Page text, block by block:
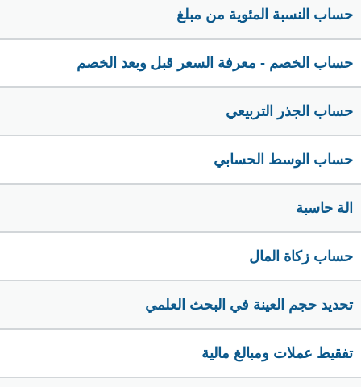
حساب النسبة المئوية من مبلغ
حساب الخصم - معرفة السعر قبل وبعد الخصم
حساب الجذر التربيعي
حساب الوسط الحسابي
الة حاسبة
حساب زكاة المال
تحديد حجم العينة في البحث العلمي
تفقيط عملات ومبالغ مالية